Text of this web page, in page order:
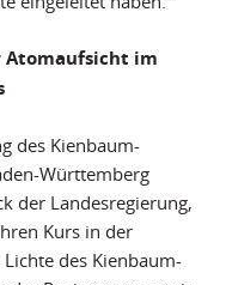
im
des Kienbaum-
Württemberg
der Landesregierung,
Kurs in der
des Kienbaum-